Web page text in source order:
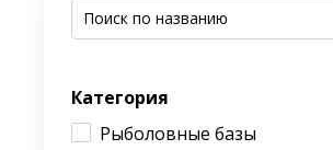
Категория
Рыболовные базы
Приморский район